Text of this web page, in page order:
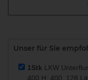
Unser für Sie
1Stk LKW
400 H: 400, 128